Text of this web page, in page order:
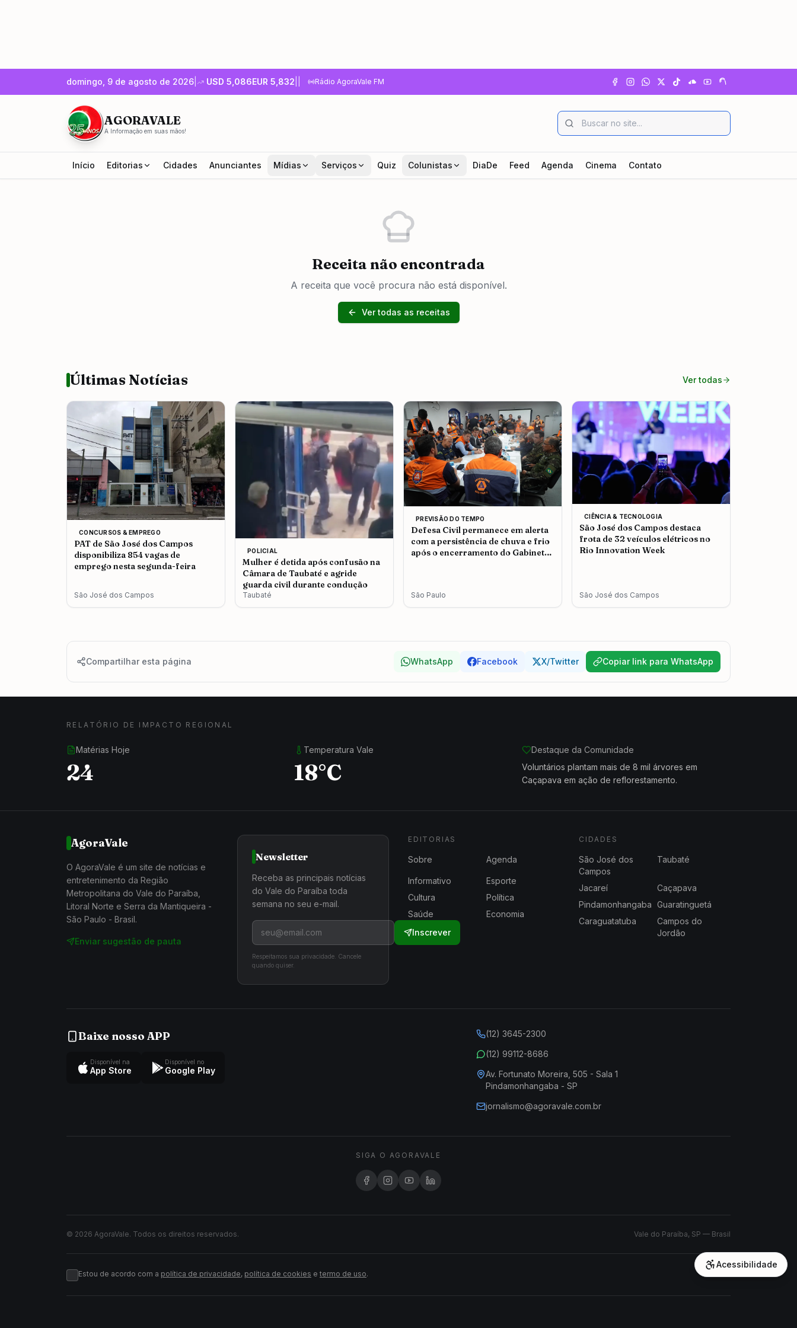
domingo, 9 de agosto de 2026 USD 5,086EUR 5,832 Rádio AgoraVale FM
AGORAVALE
A Informação em suas mãos!
Início Editorias Cidades Anunciantes Mídias Serviços Quiz Colunistas DiaDe Feed Agenda Cinema Contato
Receita não encontrada
A receita que você procura não está disponível.
Ver todas as receitas
Últimas Notícias Ver todas
CONCURSOS & EMPREGO
PAT de São José dos Campos
disponibiliza 854 vagas de
emprego nesta segunda-feira
São José dos Campos
POLICIAL
Mulher é detida após confusão na
Câmara de Taubaté e agride
guarda civil durante condução
Taubaté
PREVISÃO DO TEMPO
Defesa Civil permanece em alerta
com a persistência de chuva e frio
após o encerramento do Gabinete
São Paulo
CIÊNCIA & TECNOLOGIA
São José dos Campos destaca
frota de 32 veículos elétricos no
Rio Innovation Week
São José dos Campos
Compartilhar esta página WhatsApp Facebook X/Twitter Copiar link para WhatsApp
RELATÓRIO DE IMPACTO REGIONAL
Matérias Hoje
24
Temperatura Vale
18°C
Destaque da Comunidade
Voluntários plantam mais de 8 mil árvores em
Caçapava em ação de reflorestamento.
AgoraVale
O AgoraVale é um site de notícias e
entretenimento da Região
Metropolitana do Vale do Paraíba,
Litoral Norte e Serra da Mantiqueira -
São Paulo - Brasil.
Enviar sugestão de pauta
Newsletter
Receba as principais notícias
do Vale do Paraíba toda
semana no seu e-mail.
Inscrever
Respeitamos sua privacidade. Cancele
quando quiser.
EDITORIAS
Sobre Agenda
Informativo
Esporte
Cultura
Política
Saúde
Economia
CIDADES
São José dos
Campos
Taubaté
Jacareí
Caçapava
Pindamonhangaba Guaratinguetá
Caraguatatuba
Campos do
Jordão
Baixe nosso APP
Disponível na
App Store
Disponível no
Google Play
(12) 3645-2300
(12) 99112-8686
Av. Fortunato Moreira, 505 - Sala 1
Pindamonhangaba - SP
jornalismo@agoravale.com.br
SIGA O AGORAVALE
© 2026 AgoraVale. Todos os direitos reservados. Vale do Paraíba, SP — Brasil
Estou de acordo com a política de privacidade, política de cookies e termo de uso.
Acessibilidade